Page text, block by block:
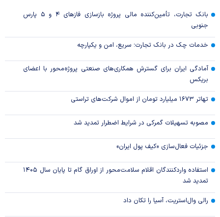
بانک تجارت، تأمین‌کننده مالی پروژه بازسازی فاز‌های ۴ و ۵ پارس
جنوبی
خدمات چک در بانک تجارت؛ سریع، امن و یکپارچه
آمادگی ایران برای گسترش همکاری‌های صنعتی پروژه‌محور با اعضای
بریکس
تهاتر ۱۶۷۳ میلیارد تومان از اموال شرکت‌های تراستی
مصوبه تسهیلات گمرکی در شرایط اضطرار تمدید شد
جزئیات فعال‌سازی «کیف پول ایران»
استفاده واردکنندگان اقلام سلامت‌محور از اوراق گام تا پایان سال ۱۴۰۵
تمدید شد
رالی وال‌استریت، آسیا را تکان داد